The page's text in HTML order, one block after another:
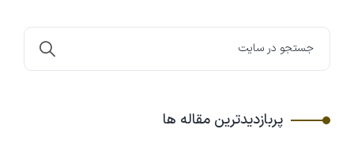
پربازدیدترین مقاله ها